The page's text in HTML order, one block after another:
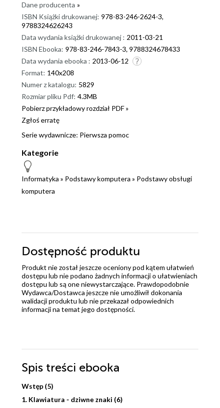
Dane producenta »
ISBN Książki drukowanej: 978-83-246-2624-3,
9788324626243
Data wydania książki drukowanej : 2011-03-21
ISBN Ebooka: 978-83-246-7843-3, 9788324678433
Data wydania ebooka : 2013-06-12
Format: 140x208
Numer z katalogu: 5829
Rozmiar pliku Pdf: 4.3MB
Pobierz przykładowy rozdział PDF »
Zgłoś erratę
Serie wydawnicze: Pierwsza pomoc
Kategorie
Informatyka » Podstawy komputera » Podstawy obsługi
komputera
Dostępność produktu
Produkt nie został jeszcze oceniony pod kątem ułatwień
dostępu lub nie podano żadnych informacji o ułatwieniach
dostępu lub są one niewystarczające. Prawdopodobnie
Wydawca/Dostawca jeszcze nie umożliwił dokonania
walidacji produktu lub nie przekazał odpowiednich
informacji na temat jego dostępności.
Spis treści ebooka
Wstęp (5)
1. Klawiatura - dziwne znaki (6)